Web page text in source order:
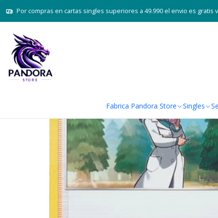
Fabrica Pandora Store Singles
Por compras en cartas singles superiores a 49.990 el envio es gratis
Inicio Juegos